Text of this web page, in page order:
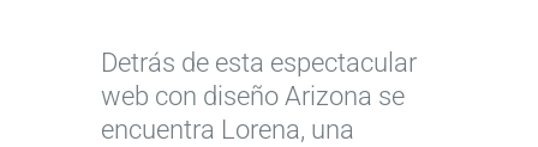
Detrás de esta espectacular
web con diseño Arizona se
encuentra Lorena, una